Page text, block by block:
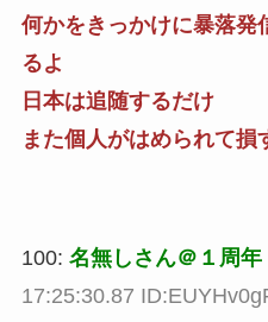
何かをきっかけに暴落発
るよ
日本は追随するだけ
また個人がはめられて損
100: 名無しさん＠１周年
17:25:30.87